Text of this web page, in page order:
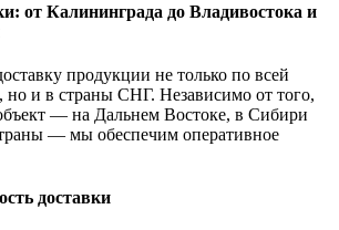
от Калининграда до Владивостока и
продукции не только по всей
но и в страны СНГ. Независимо от того,
— на Дальнем Востоке, в Сибири
— мы обеспечим оперативное
доставки